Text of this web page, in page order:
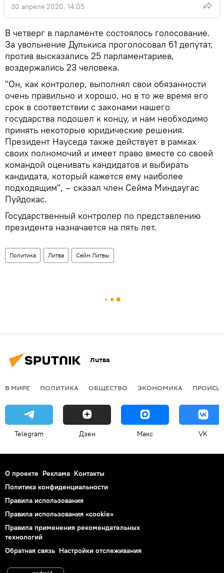
30 апреля 2020, 14:05
В четверг в парламенте состоялось голосование.
За увольнение Дулькиса проголосовал 61 депутат,
против высказались 25 парламентариев,
воздержались 23 человека.
"Он, как контролер, выполнял свои обязанности
очень правильно и хорошо, но в то же время его
срок в соответствии с законами нашего
государства подошел к концу, и нам необходимо
принять некоторые юридические решения.
Президент Науседа также действует в рамках
своих полномочий и имеет право вместе со своей
командой оценивать кандидатов и выбирать
кандидата, который кажется ему наиболее
подходящим", – сказал член Сейма Миндаугас
Пуйдокас.
Государственный контролер по представлению
президента назначается на пять лет.
Политика Литва Сейм Литвы
Литва
В МИРЕ ПОЛИТИКА ОБЩЕСТВО ЭКОНОМИКА
Telegram Дзен Макс VK
О проекте Реклама Контакты
Политика конфиденциальности
Правила использования
Правила использования «cookie»
Правила применения рекомендательных
технологий
Обратная связь Настройки отслеживания